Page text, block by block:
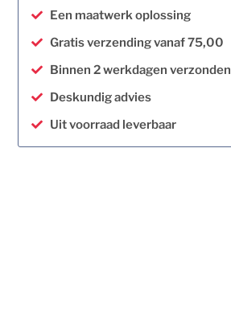
Een maatwerk oplossing
Gratis verzending vanaf 75,00
Binnen 2 werkdagen verzonden
Deskundig advies
Uit voorraad leverbaar